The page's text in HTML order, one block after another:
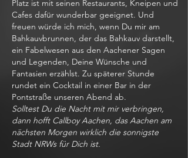
Platz ist mit seinen Restaurants, Kneipen und
Cafes dafür wunderbar geeignet. Und
freuen würde ich mich, wenn Du mir am
Bahkauvbrunnen, der das Bahkauv darstellt,
ein Fabelwesen aus den Aachener Sagen
und Legenden, Deine Wünsche und
Fantasien erzählst. Zu späterer Stunde
rundet ein Cocktail in einer Bar in der
Pontstraße unseren Abend ab.
Solltest Du die Nacht mit mir verbringen,
dann hofft Callboy Aachen, das Aachen am
nächsten Morgen wirklich die sonnigste
Stadt NRWs für Dich ist.